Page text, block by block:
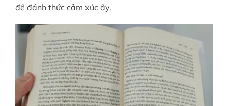
để đánh thức cảm xúc ấy.